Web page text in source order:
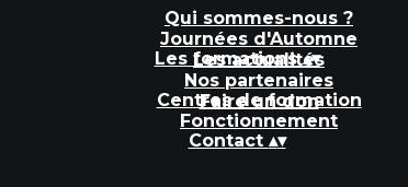
Qui sommes-nous ?
Journées d'Automne
Les actualités
Nos partenaires
Faire un don
Les formations▴▾
Centres de formation
Fonctionnement
Contact ▴▾